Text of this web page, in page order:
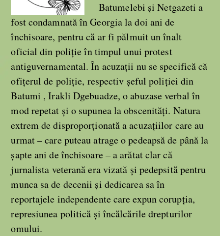
Batumelebi și Netgazeti a
fost condamnată în Georgia la doi ani de
închisoare, pentru că ar fi pălmuit un înalt
oficial din poliţie în timpul unui protest
antiguvernamental. În acuzații nu se specifică că
ofițerul de poliție, respectiv șeful poliției din
Batumi , Irakli Dgebuadze, o abuzase verbal în
mod repetat și o supunea la obscenități. Natura
extrem de disproporționată a acuzațiilor care au
urmat – care puteau atrage o pedeapsă de până la
șapte ani de închisoare – a arătat clar că
jurnalista veterană era vizată și pedepsită pentru
munca sa de decenii și dedicarea sa în
reportajele independente care expun corupția,
represiunea politică și încălcările drepturilor
omului.